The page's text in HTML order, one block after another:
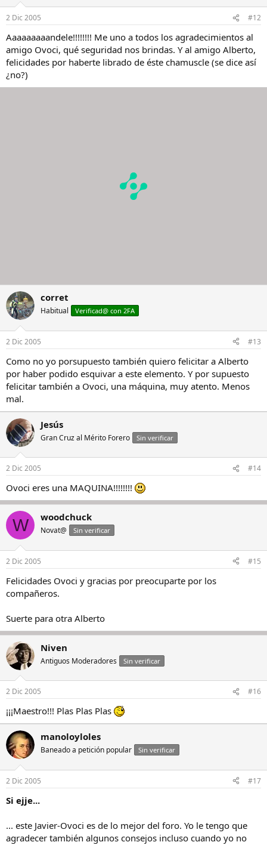
2 Dic 2005 #12
Aaaaaaaaandele!!!!!!!! Me uno a todos los agradecimientos al
amigo Ovoci, qué seguridad nos brindas. Y al amigo Alberto,
felicidades por haberte librado de éste chamuscle (se dice así
¿no?)
corret
Habitual Verificad@ con 2FA
2 Dic 2005 #13
Como no yo porsupuesto también quiero felicitar a Alberto
por haber podido esquivar a este elemento. Y por supuesto
felicitar también a Ovoci, una máquina, muy atento. Menos
mal.
Jesús
Gran Cruz al Mérito Forero Sin verificar
2 Dic 2005 #14
Ovoci eres una MAQUINA!!!!!!!!
W woodchuck
Novat@ Sin verificar
2 Dic 2005 #15
Felicidades Ovoci y gracias por preocuparte por los
compañeros.
Suerte para otra Alberto
Niven
Antiguos Moderadores Sin verificar
2 Dic 2005 #16
¡¡¡Maestro!!! Plas Plas Plas
manoloyloles
Baneado a petición popular Sin verificar
2 Dic 2005 #17
Si ejje...
... este Javier-Ovoci es de lo mejor del foro. Yo le tengo que
agradecer también algunos consejos incluso cuando yo no